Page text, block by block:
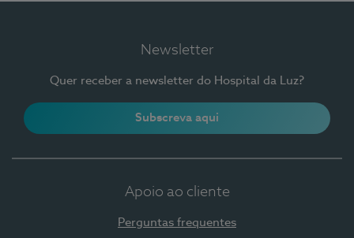
Newsletter
Quer receber a newsletter do Hospital da Luz?
Subscreva aqui
Apoio ao cliente
Perguntas frequentes